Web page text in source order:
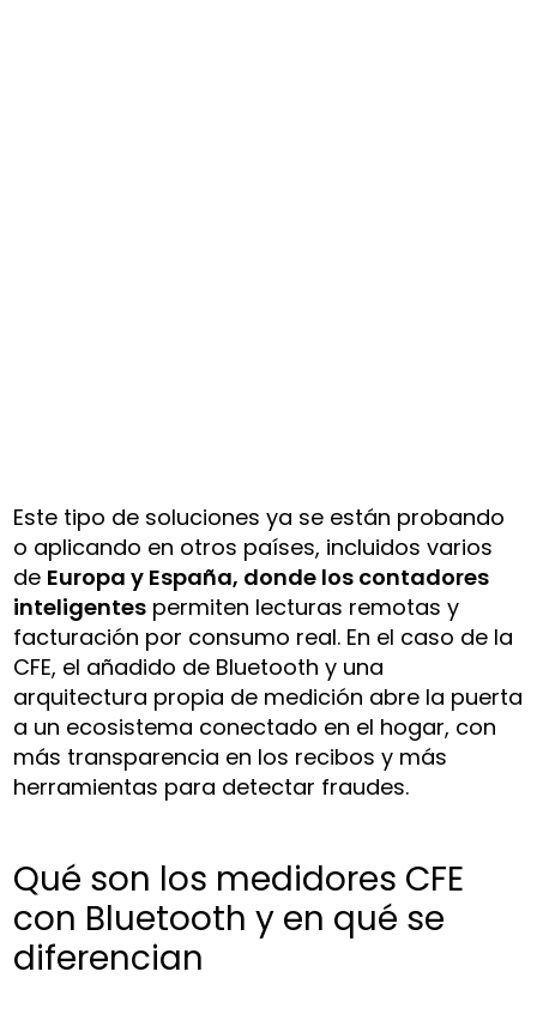
Este tipo de soluciones ya se están probando
o aplicando en otros países, incluidos varios
de Europa y España, donde los contadores
inteligentes permiten lecturas remotas y
facturación por consumo real. En el caso de la
CFE, el añadido de Bluetooth y una
arquitectura propia de medición abre la puerta
a un ecosistema conectado en el hogar, con
más transparencia en los recibos y más
herramientas para detectar fraudes.
Qué son los medidores CFE
con Bluetooth y en qué se
diferencian